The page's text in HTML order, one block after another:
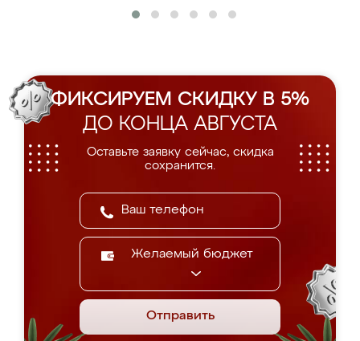
ФИКСИРУЕМ СКИДКУ В 5%
ДО КОНЦА АВГУСТА
Оставьте заявку сейчас, скидка
сохранится.
Желаемый бюджет
Отправить